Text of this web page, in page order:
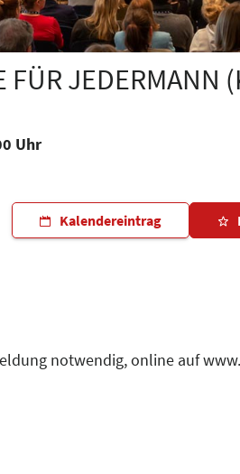
JEDERMANN
Uhr
Kalendereintrag
notwendig, online auf